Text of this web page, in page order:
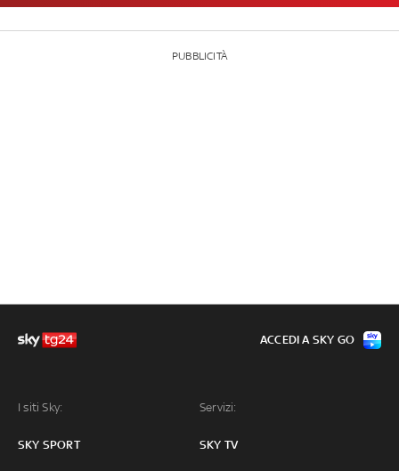
PUBBLICITÀ
I siti Sky:
SKY SPORT
Servizi:
SKY TV
ACCEDI A SKY GO